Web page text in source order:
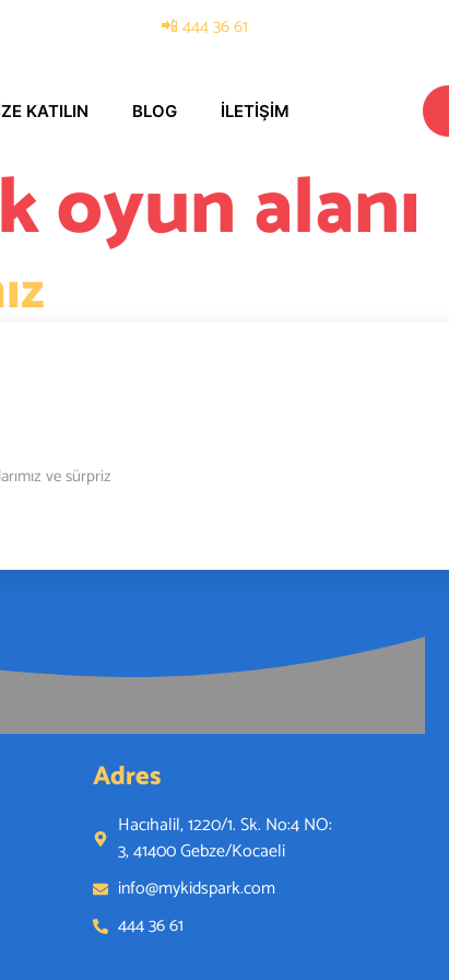
📲 444 36 61
KATILIN BLOG İLETIŞIM
oyun alanı
sizleri bekliyor! 👧🧒 My Kids Park’ın eğlence alanları;
ve sürpriz
Adres
Hacıhalil, 1220/1. Sk. No:4 NO:
3, 41400 Gebze/Kocaeli
info@mykidspark.com
444 36 61